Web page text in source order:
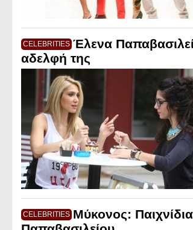
CELEBRITIES Έλενα
αδελφή της
CELEBRITIES Μύκονος: